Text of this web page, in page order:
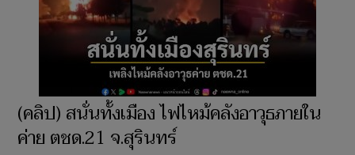
(คลิป) สนั่นทั้งเมือง ไฟไหม้คลังอาวุธภายใน
ค่าย ตชด.21 จ.สุรินทร์